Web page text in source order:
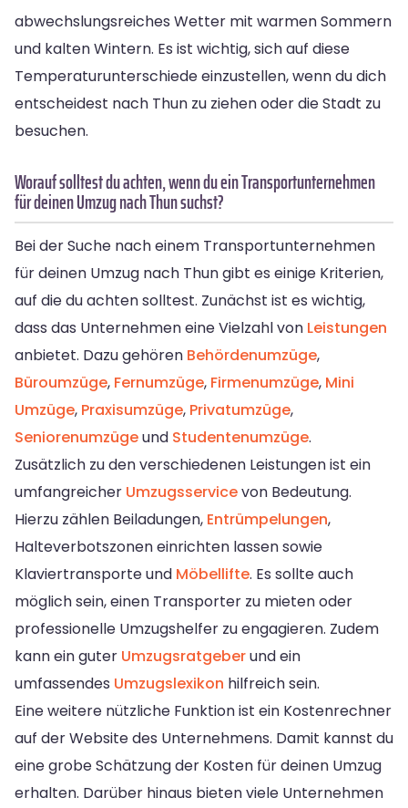
abwechslungsreiches Wetter mit warmen Sommern
und kalten Wintern. Es ist wichtig, sich auf diese
Temperaturunterschiede einzustellen, wenn du dich
entscheidest nach Thun zu ziehen oder die Stadt zu
besuchen.
Worauf solltest du achten, wenn du ein Transportunternehmen
für deinen Umzug nach Thun suchst?
Bei der Suche nach einem Transportunternehmen
für deinen Umzug nach Thun gibt es einige Kriterien,
auf die du achten solltest. Zunächst ist es wichtig,
dass das Unternehmen eine Vielzahl von Leistungen
anbietet. Dazu gehören Behördenumzüge,
Büroumzüge, Fernumzüge, Firmenumzüge, Mini
Umzüge, Praxisumzüge, Privatumzüge,
Seniorenumzügeund Studentenumzüge.
Zusätzlich zu den verschiedenen Leistungen ist ein
umfangreicher Umzugsservicevon Bedeutung.
Hierzu zählen Beiladungen, Entrümpelungen,
Halteverbotszonen einrichten lassen sowie
Klaviertransporte und Möbellifte. Es sollte auch
möglich sein, einen Transporter zu mieten oder
professionelle Umzugshelfer zu engagieren. Zudem
kann ein guter Umzugsratgeberund ein
umfassendes Umzugslexikon hilfreich sein.
Eine weitere nützliche Funktion ist ein Kostenrechner
auf der Website des Unternehmens. Damit kannst du
eine grobe Schätzung der Kosten für deinen Umzug
erhalten. Darüber hinaus bieten viele Unternehmen